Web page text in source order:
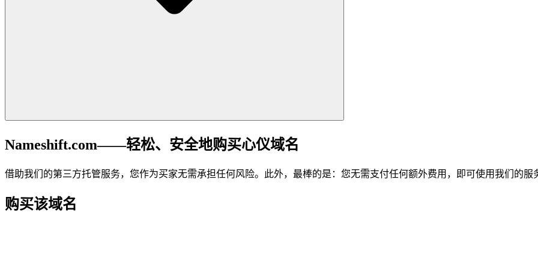
Nameshift.com——轻松、安全地购买心仪域名
借助我们的第三方托管服务，您作为买家无需承担任何风险。此外，最棒的是：您无需支付任何额外费用，即可使用我们的服
购买该域名